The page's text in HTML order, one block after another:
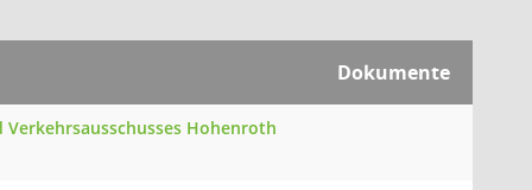
Dokumente
Hohenroth